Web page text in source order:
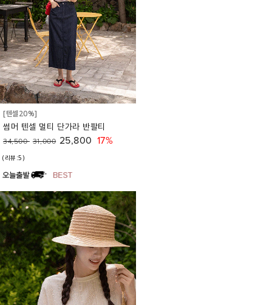
[텐셀20%]
썸머 텐셀 멀티 단가라 반팔티
34,500 31,000 25,800 17%
(리뷰:5)